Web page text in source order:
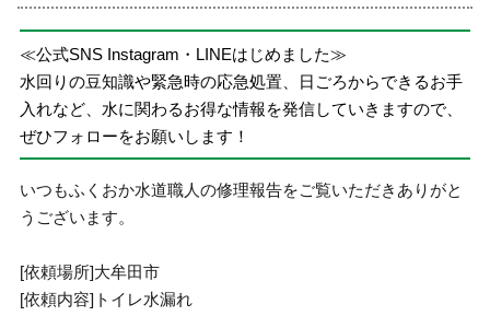
≪公式SNS Instagram・LINEはじめました≫
水回りの豆知識や緊急時の応急処置、日ごろからできるお手
入れなど、水に関わるお得な情報を発信していきますので、
ぜひフォローをお願いします！
いつもふくおか水道職人の修理報告をご覧いただきありがと
うございます。
[依頼場所]大牟田市
[依頼内容]トイレ水漏れ